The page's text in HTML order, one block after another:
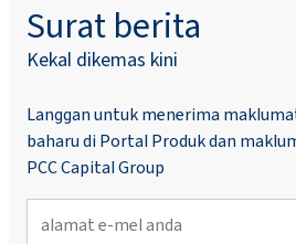
Surat berita
Kekal dikemas kini
Langgan untuk menerima
baharu di Portal Produk dan
PCC Capital Group